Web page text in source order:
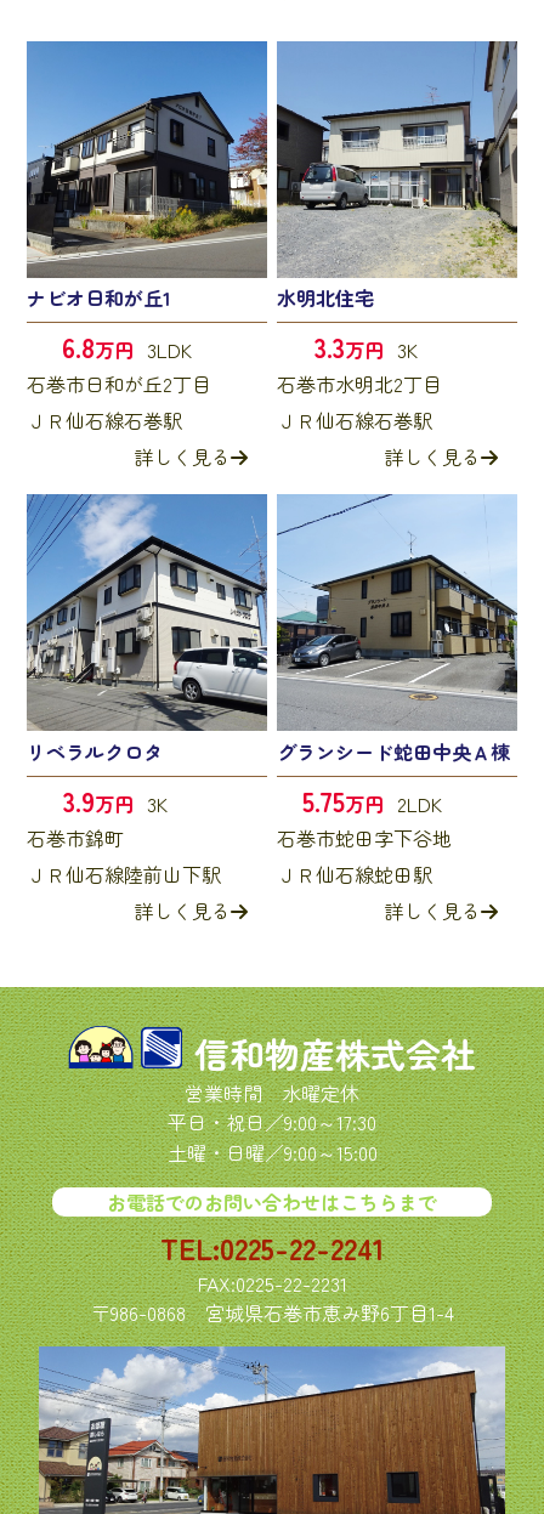
ナビオ日和が丘1
6.8万円 3LDK
石巻市日和が丘2丁目
ＪＲ仙石線石巻駅
詳しく見る
水明北住宅
3.3万円 3K
石巻市水明北2丁目
ＪＲ仙石線石巻駅
詳しく見る
リベラルクロタ
3.9万円 3K
石巻市錦町
ＪＲ仙石線陸前山下駅
詳しく見る
グランシード蛇田中央Ａ棟
5.75万円 2LDK
石巻市蛇田字下谷地
ＪＲ仙石線蛇田駅
詳しく見る
信和物産株式会社
営業時間 水曜定休
平日・祝日／9:00～17:30
土曜・日曜／9:00～15:00
お電話でのお問い合わせはこちらまで
TEL:0225-22-2241
FAX:0225-22-2231
〒986-0868宮城県石巻市恵み野6丁目1-4